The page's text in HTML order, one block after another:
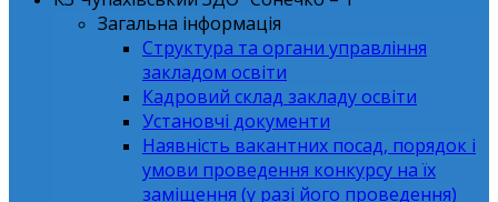
Загальна інформація
Структура та органи управління
закладом освіти
Кадровий склад закладу освіти
Установчі документи
Наявність вакантних посад, порядок і
умови проведення конкурсу на їх
заміщення (у разі його проведення)